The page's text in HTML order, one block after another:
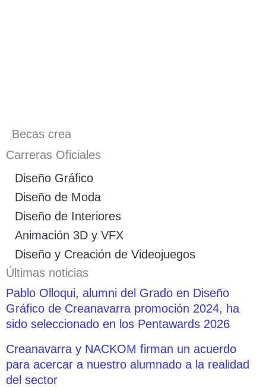
Becas crea
Carreras Oficiales
Diseño Gráfico
Diseño de Moda
Diseño de Interiores
Animación 3D y VFX
Diseño y Creación de Videojuegos
Últimas noticias
Pablo Olloqui, alumni del Grado en Diseño
Gráfico de Creanavarra promoción 2024, ha
sido seleccionado en los Pentawards 2026
Creanavarra y NACKOM firman un acuerdo
para acercar a nuestro alumnado a la realidad
del sector